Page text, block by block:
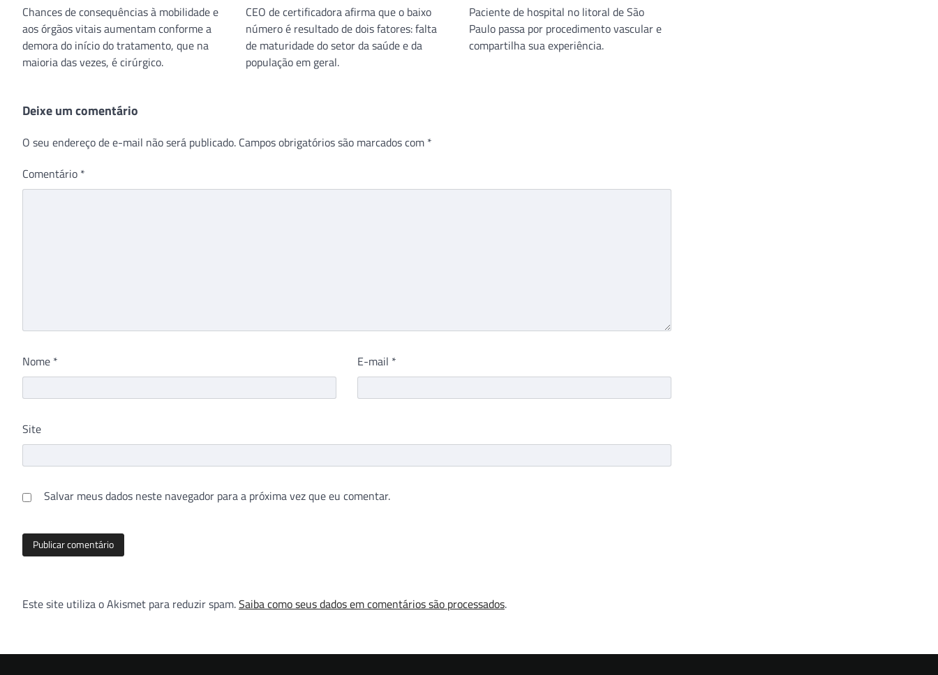
Chances de consequências à mobilidade e
aos órgãos vitais aumentam conforme a
demora do início do tratamento, que na
maioria das vezes, é cirúrgico.
CEO de certificadora afirma que o baixo
número é resultado de dois fatores: falta
de maturidade do setor da saúde e da
população em geral.
Paciente de hospital no litoral de São
Paulo passa por procedimento vascular e
compartilha sua experiência.
Deixe um comentário
O seu endereço de e-mail não será publicado. Campos obrigatórios são marcados com *
Comentário *
Nome * E-mail *
Site
Salvar meus dados neste navegador para a próxima vez que eu comentar.
Este site utiliza o Akismet para reduzir spam.Saiba como seus dados em comentários são processados.